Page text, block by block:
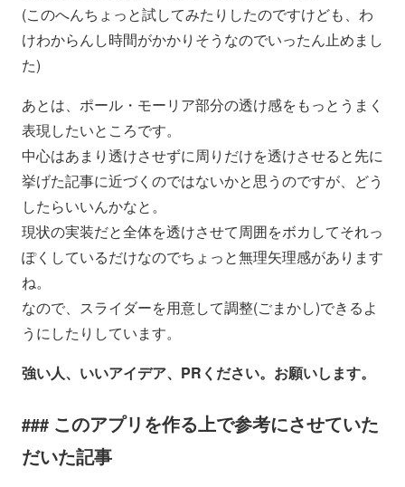
(このへんちょっと試してみたりしたのですけども、わ
けわからんし時間がかかりそうなのでいったん止めまし
た)
あとは、ポール・モーリア部分の透け感をもっとうまく
表現したいところです。
中心はあまり透けさせずに周りだけを透けさせると先に
挙げた記事に近づくのではないかと思うのですが、どう
したらいいんかなと。
現状の実装だと全体を透けさせて周囲をボカしてそれっ
ぽくしているだけなのでちょっと無理矢理感があります
ね。
なので、スライダーを用意して調整(ごまかし)できるよ
うにしたりしています。
強い人、いいアイデア、PRください。お願いします。
このアプリを作る上で参考にさせていた
だいた記事